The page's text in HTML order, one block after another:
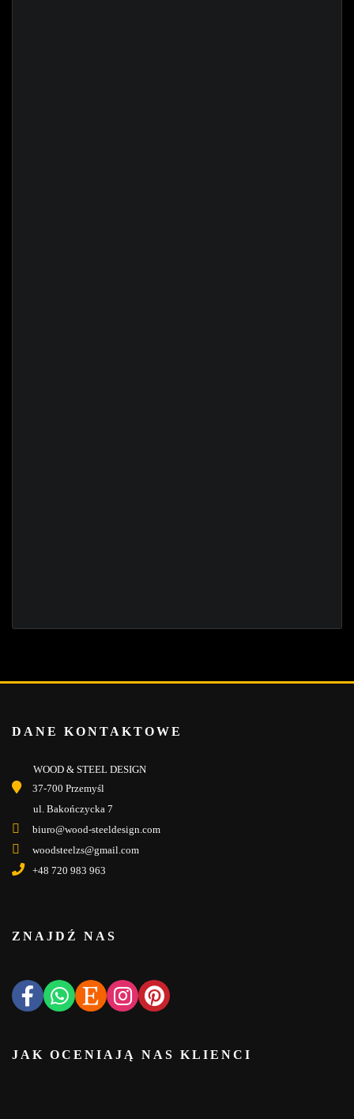
DANE KONTAKTOWE
WOOD & STEEL DESIGN
37-700 Przemyśl
ul. Bakończycka 7
biuro@wood-steeldesign.com
woodsteelzs@gmail.com
+48 720 983 963
ZNAJDŹ NAS
JAK OCENIAJĄ NAS KLIENCI